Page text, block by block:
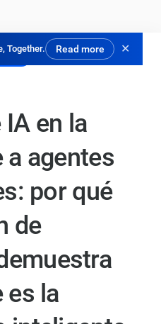
Together. Read more ✕
en la
a agentes
por qué
de
es la